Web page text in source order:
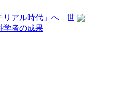
リアル時代」へ 世
学者の成果